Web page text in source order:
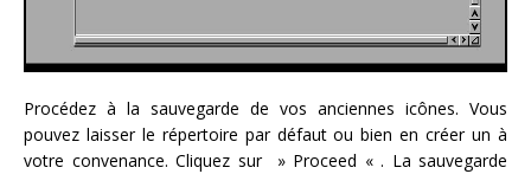
Procédez à la sauvegarde de vos anciennes icônes. Vous
pouvez laisser le répertoire par défaut ou bien en créer un à
votre convenance. Cliquez sur » Proceed « . La sauvegarde